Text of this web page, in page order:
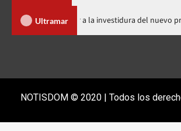
Ultramar
Abinader llega a Cali para asistir a la
NOTISDOM © 2020 | Todos los